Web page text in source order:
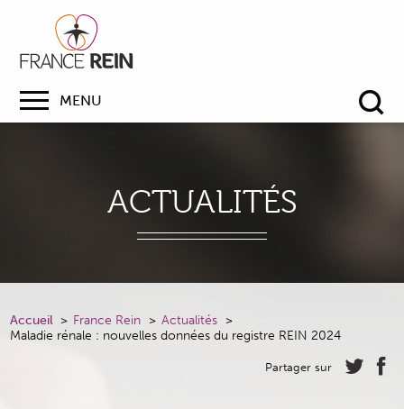
MENU
ACTUALITÉS
Accueil France Rein
Actualités
Maladie rénale : nouvelles données du registre REIN 2024
Partager sur